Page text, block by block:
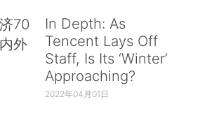
70
外
In Depth: As
Tencent Lays Off
Staff, Is Its ‘Winter’
Approaching?
2022年04月01日